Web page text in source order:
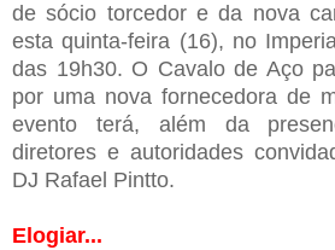
de sócio torcedor e da nova
esta quinta-feira (16), no
das 19h30. O Cavalo de Aço
por uma nova fornecedora de
evento terá, além da
diretores e autoridades
DJ Rafael Pintto.
Elogiar...